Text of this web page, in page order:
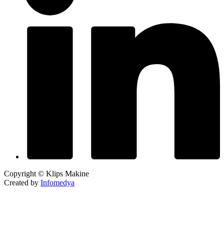
Copyright © Klips Makine
Created by Infomedya